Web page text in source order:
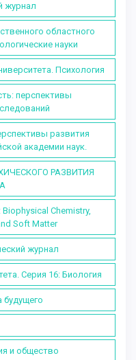
журнал
областного
науки
Психология
перспективы
развития
академии наук.
РАЗВИТИЯ
Chemistry,
Soft Matter
журнал
Серия 16: Биология
будущего
и общество